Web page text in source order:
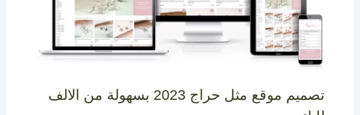
تصميم موقع مثل حراج 2023 بسهولة من الالف